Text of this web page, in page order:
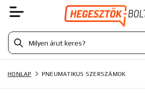
HONLAP PNEUMATIKUS SZERSZÁMOK